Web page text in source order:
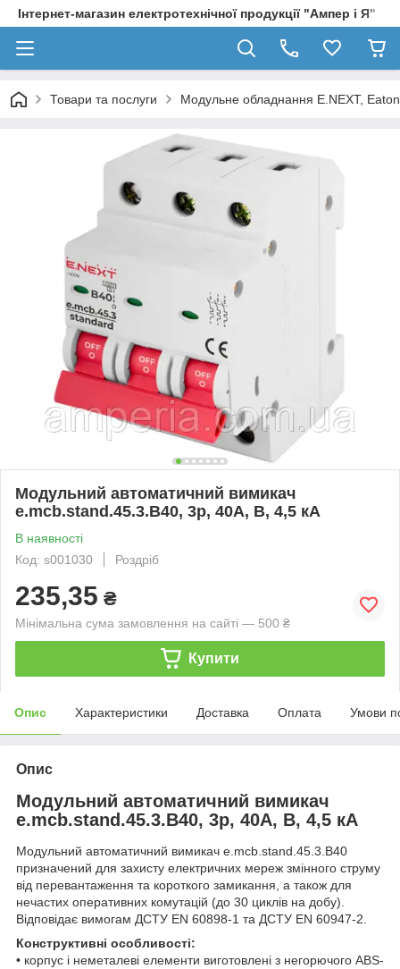
Інтернет-магазин електротехнічної продукції "Ампер і Я"
Товари та послуги Модульне обладнання E.NEXT, Eaton
Модульний автоматичний вимикач
e.mcb.stand.45.3.B40, 3р, 40А, В, 4,5 кА
В наявності
Код: s001030
Роздріб
235,35 ₴
Мінімальна сума замовлення на сайті — 500 ₴
Купити
Опис Характеристики Доставка Оплата Умови
Опис
Модульний автоматичний вимикач
e.mcb.stand.45.3.B40, 3р, 40А, В, 4,5 кА
Модульний автоматичний вимикач e.mcb.stand.45.3.B40
призначений для захисту електричних мереж змінного струму
від перевантаження та короткого замикання, а також для
нечастих оперативних комутацій (до 30 циклів на добу).
Відповідає вимогам ДСТУ EN 60898-1 та ДСТУ EN 60947-2.
Конструктивні особливості:
• корпус і неметалеві елементи виготовлені з негорючого ABS-